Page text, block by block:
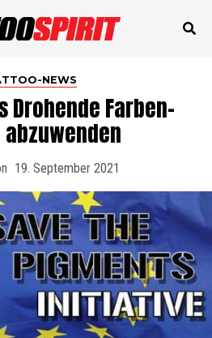
NEWS
Drohende Farben-
19. September 2021